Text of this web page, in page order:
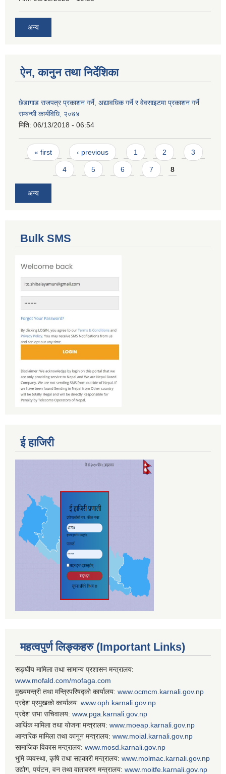
अन्य
ऐन, कानुन तथा निर्देशिका
छेडागाड राजपत्र प्रकाशन गर्ने, अद्यावधिक गर्ने र वेवसाइटमा प्रकाशन गर्ने
सम्बन्धी कार्यविधि, २०७४
मिति: 06/13/2018 - 06:54
Pages
« first ‹ previous 1 2 3
4 5 6 7 8
अन्य
Bulk SMS
ई हाजिरी
महत्वपुर्ण लिङ्कहरु (Important Links)
सङ्घीय मामिला तथा सामान्य प्रशासन मन्त्रालय:
www.mofald.com/mofaga.com
मुख्यमन्त्री तथा मन्त्रिपरिषद्को कार्यालय: www.ocmcm.karnali.gov.np
प्रदेश प्रमुखको कार्यालय: www.oph.karnali.gov.np
प्रदेश सभा सचिवालय: www. pga.karnali.gov.np
आर्थिक मामिला तथा योजना मन्त्रालय: www. moeap.karnali.gov.np
आन्तरिक मामिला तथा कानून मन्त्रालय: www. moial.karnali.gov.np
सामाजिक विकास मन्त्रालय: www. mosd.karnali.gov.np
भुमि व्यवस्था, कृषि तथा सहकारी मन्त्रालय: www. molmac.karnali.gov.np
उद्योग, पर्यटन, वन तथा वातावरण मन्त्रालय: www. moitfe.karnali.gov.np